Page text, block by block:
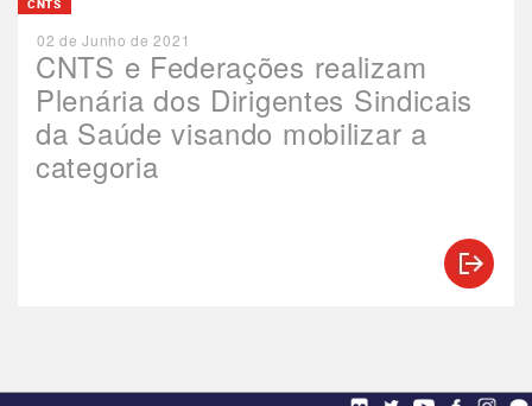
CNTS e Federações realizam
Plenária dos Dirigentes Sindicais
da Saúde visando mobilizar a
categoria
CNTS
02 de Junho de 2021